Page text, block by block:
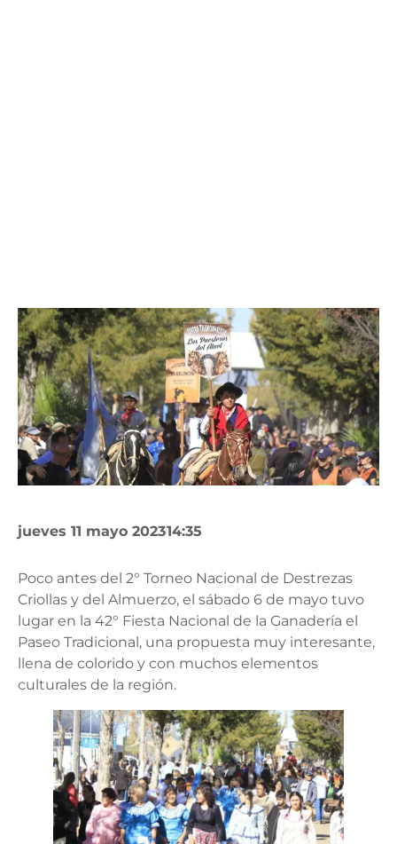
jueves 11 mayo 202314:35
Poco antes del 2° Torneo Nacional de Destrezas
Criollas y del Almuerzo, el sábado 6 de mayo tuvo
lugar en la 42° Fiesta Nacional de la Ganadería el
Paseo Tradicional, una propuesta muy interesante,
llena de colorido y con muchos elementos
culturales de la región.